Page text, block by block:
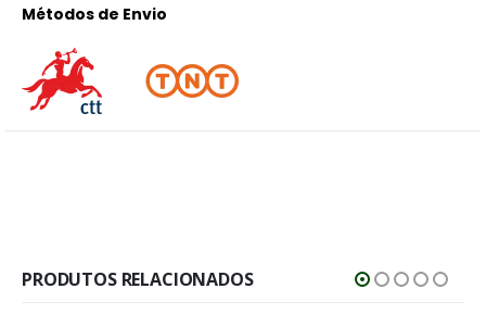
Métodos de Envio
PRODUTOS RELACIONADOS